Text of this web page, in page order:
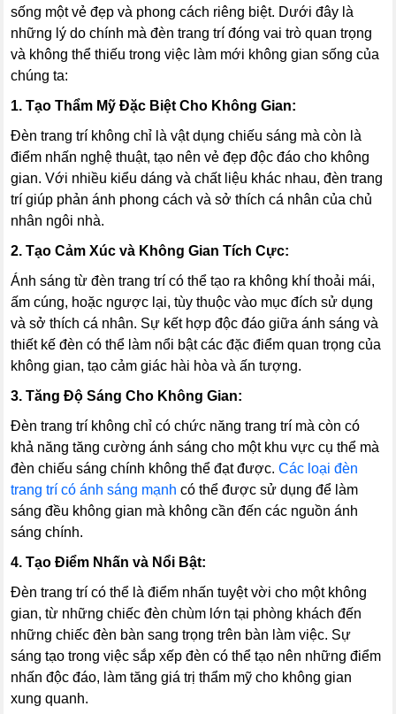
sống một vẻ đẹp và phong cách riêng biệt. Dưới đây là
những lý do chính mà đèn trang trí đóng vai trò quan trọng
và không thể thiếu trong việc làm mới không gian sống của
chúng ta:
1. Tạo Thẩm Mỹ Đặc Biệt Cho Không Gian:
Đèn trang trí không chỉ là vật dụng chiếu sáng mà còn là
điểm nhấn nghệ thuật, tạo nên vẻ đẹp độc đáo cho không
gian. Với nhiều kiểu dáng và chất liệu khác nhau, đèn trang
trí giúp phản ánh phong cách và sở thích cá nhân của chủ
nhân ngôi nhà.
2. Tạo Cảm Xúc và Không Gian Tích Cực:
Ánh sáng từ đèn trang trí có thể tạo ra không khí thoải mái,
ấm cúng, hoặc ngược lại, tùy thuộc vào mục đích sử dụng
và sở thích cá nhân. Sự kết hợp độc đáo giữa ánh sáng và
thiết kế đèn có thể làm nổi bật các đặc điểm quan trọng của
không gian, tạo cảm giác hài hòa và ấn tượng.
3. Tăng Độ Sáng Cho Không Gian:
Đèn trang trí không chỉ có chức năng trang trí mà còn có
khả năng tăng cường ánh sáng cho một khu vực cụ thể mà
đèn chiếu sáng chính không thể đạt được.Các loại đèn
trang trí có ánh sáng mạnh có thể được sử dụng để làm
sáng đều không gian mà không cần đến các nguồn ánh
sáng chính.
4. Tạo Điểm Nhấn và Nổi Bật:
Đèn trang trí có thể là điểm nhấn tuyệt vời cho một không
gian, từ những chiếc đèn chùm lớn tại phòng khách đến
những chiếc đèn bàn sang trọng trên bàn làm việc. Sự
sáng tạo trong việc sắp xếp đèn có thể tạo nên những điểm
nhấn độc đáo, làm tăng giá trị thẩm mỹ cho không gian
xung quanh.